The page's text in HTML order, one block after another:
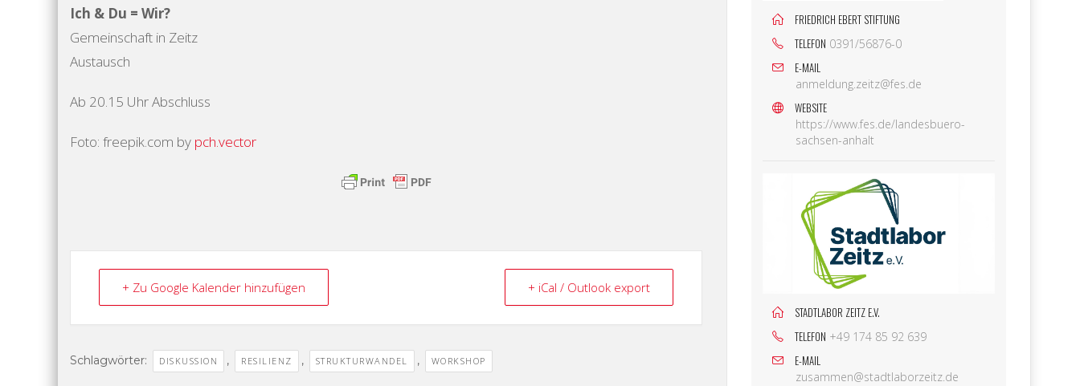
Ich & Du = Wir?
Gemeinschaft in Zeitz
Austausch
Ab 20.15 Uhr Abschluss
Foto: freepik.com by pch.vector
+ Zu Google Kalender hinzufügen + iCal / Outlook export
Schlagwörter: DISKUSSION , RESILIENZ , STRUKTURWANDEL , WORKSHOP
FRIEDRICH EBERT STIFTUNG
TELEFON 0391/56876-0
E-MAIL
anmeldung.zeitz@fes.de
WEBSITE
https://www.fes.de/landesbuero-
sachsen-anhalt
STADTLABOR ZEITZ E.V.
TELEFON +49 174 85 92 639
E-MAIL
zusammen@stadtlaborzeitz.de